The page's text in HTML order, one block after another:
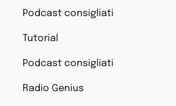
Podcast consigliati
Tutorial
Podcast consigliati
Radio Genius